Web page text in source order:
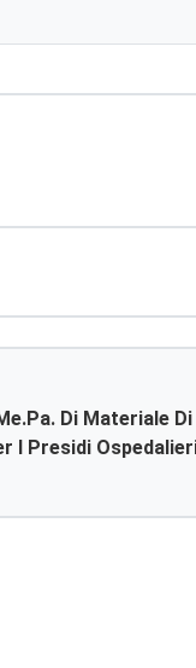
Di Materiale Di
I Presidi